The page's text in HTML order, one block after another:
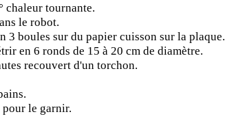
chaleur tournante.
le robot.
3 boules sur du papier cuisson sur la plaque.
en 6 ronds de 15 à 20 cm de diamètre.
recouvert d'un torchon.
le garnir.